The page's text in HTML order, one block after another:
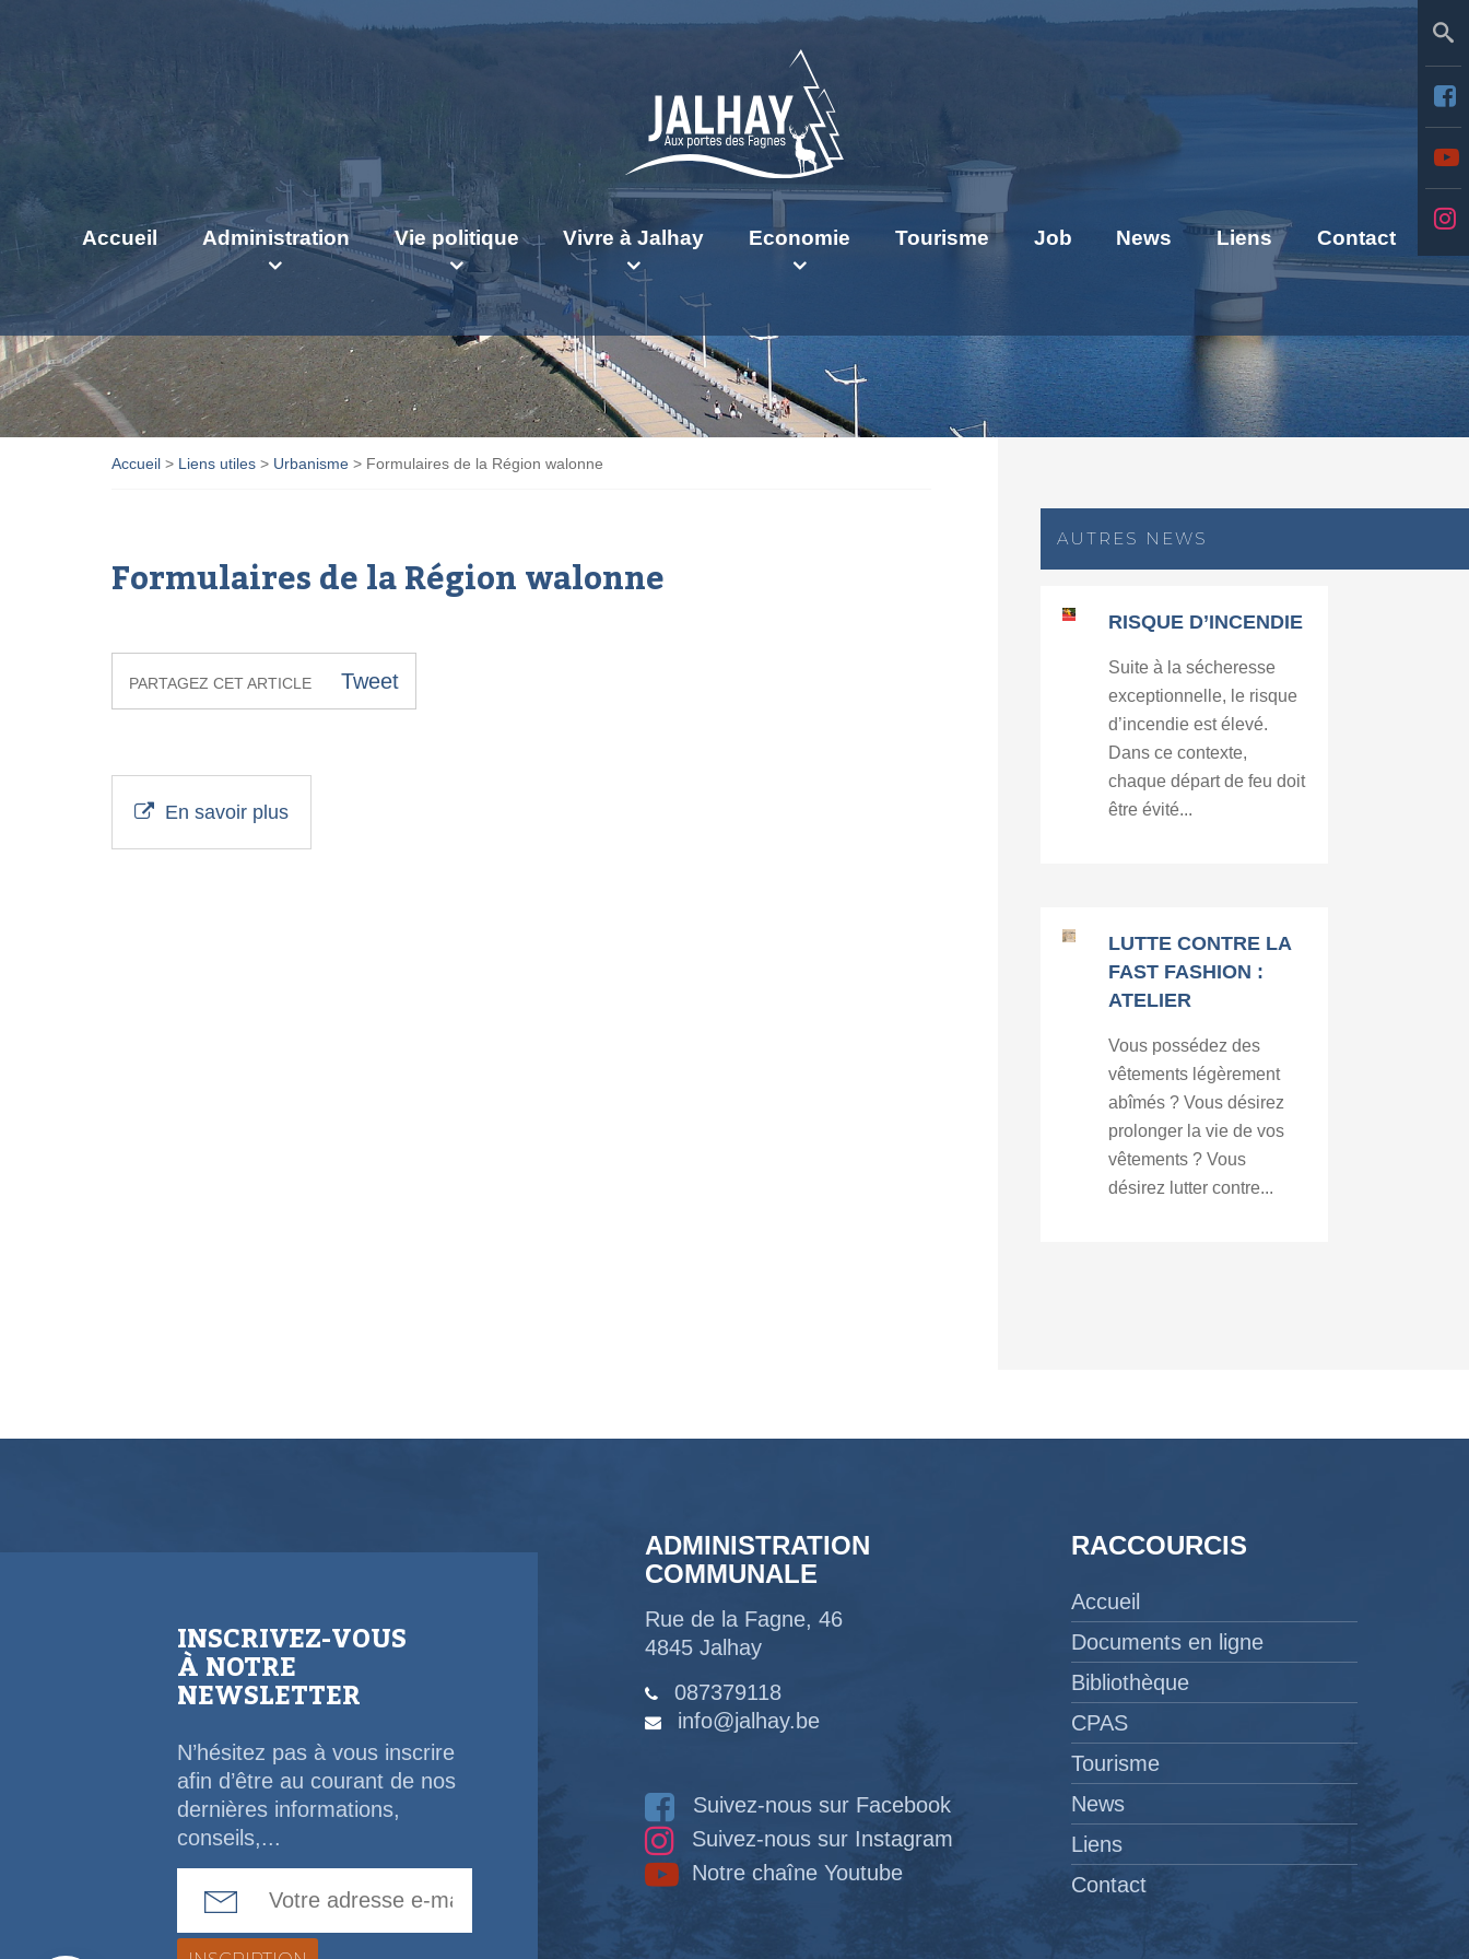
Accueil Administration Vie politique Vivre à Jalhay Economie Tourisme Job News Liens Contact
Accueil > Liens utiles > Urbanisme > Formulaires de la Région walonne
Formulaires de la Région walonne
PARTAGEZ CET ARTICLE Tweet
En savoir plus
AUTRES NEWS
RISQUE D’INCENDIE
Suite à la sécheresse
exceptionnelle, le risque
d’incendie est élevé.
Dans ce contexte,
chaque départ de feu doit
être évité...
LUTTE CONTRE LA
FAST FASHION :
ATELIER
Vous possédez des
vêtements légèrement
abîmés ? Vous désirez
prolonger la vie de vos
vêtements ? Vous
désirez lutter contre...
INSCRIVEZ-VOUS
À NOTRE
NEWSLETTER
N’hésitez pas à vous inscrire
afin d’être au courant de nos
dernières informations,
conseils,...
ADMINISTRATION
COMMUNALE
Rue de la Fagne, 46
4845 Jalhay
087379118
info@jalhay.be
Suivez-nous sur Facebook
Suivez-nous sur Instagram
Notre chaîne Youtube
RACCOURCIS
Accueil
Documents en ligne
Bibliothèque
CPAS
Tourisme
News
Liens
Contact